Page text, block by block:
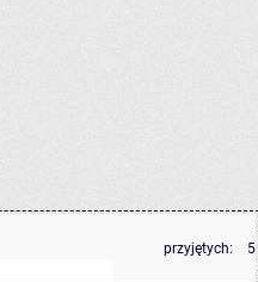
przyjętych: 5